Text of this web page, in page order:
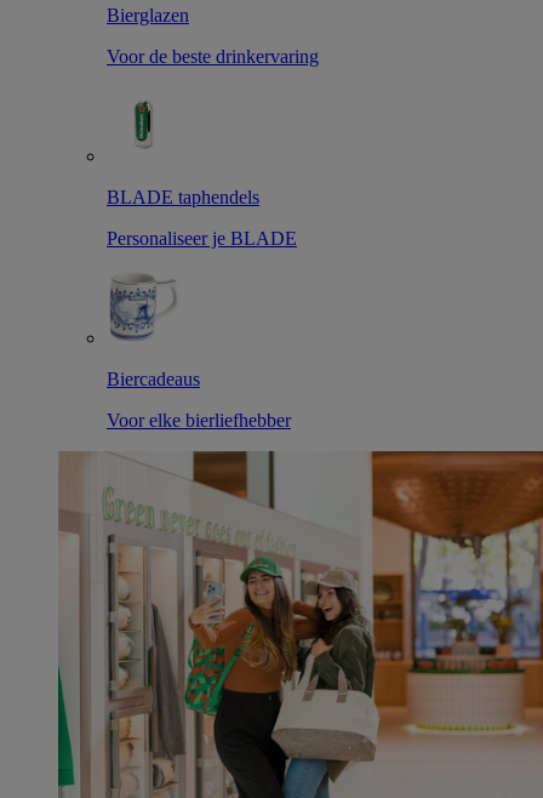
Bierglazen
Voor de beste drinkervaring
BLADE taphendels
Personaliseer je BLADE
Biercadeaus
Voor elke bierliefhebber